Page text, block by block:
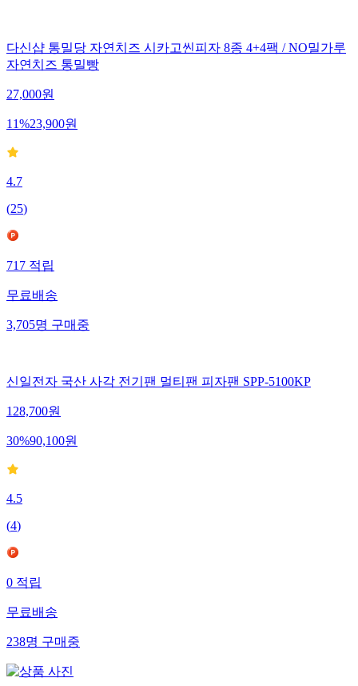
다신샵 통밀당 자연치즈 시카고씬피자 8종 4+4팩 / NO밀가루
자연치즈 통밀빵
27,000원
11%23,900원
4.7
(25)
717적립
무료배송
3,705명구매중
신일전자 국산 사각 전기팬 멀티팬 피자팬 SPP-5100KP
128,700원
30%90,100원
4.5
(4)
0적립
무료배송
238명구매중